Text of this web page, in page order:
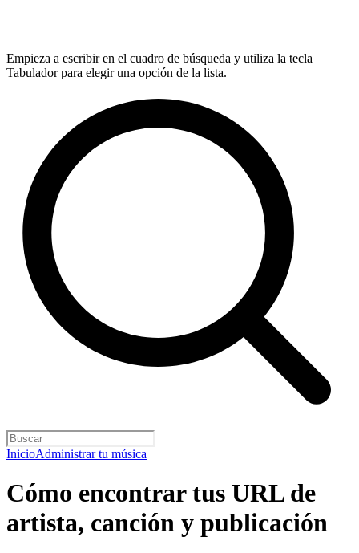
Empieza a escribir en el cuadro de búsqueda y utiliza la tecla
Tabulador para elegir una opción de la lista.
InicioAdministrar tu música
Cómo encontrar tus URL de
artista, canción y publicación